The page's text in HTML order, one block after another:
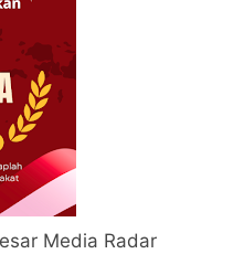
Media Radar